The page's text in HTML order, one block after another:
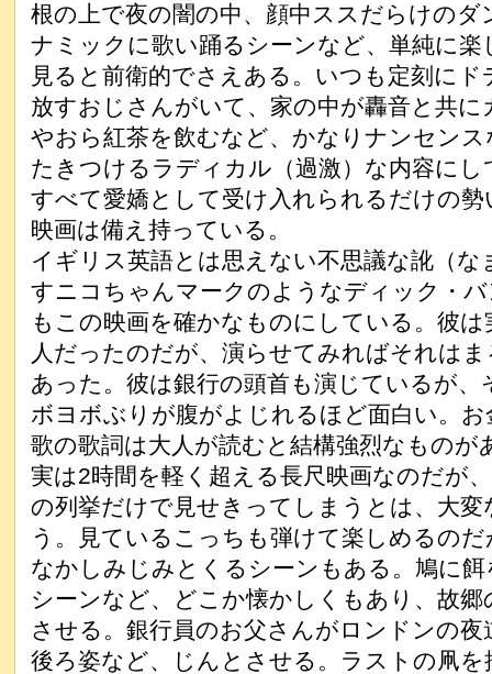
根の上で夜の闇の中、顔中ススだらけのダ
ナミックに歌い踊るシーンなど、単純に楽
見ると前衛的でさえある。いつも定刻に
放すおじさんがいて、家の中が轟音と共
やおら紅茶を飲むなど、かなりナンセンス
たきつけるラディカル（過激）な内容に
すべて愛嬌として受け入れられるだけの勢
映画は備え持っている。
イギリス英語とは思えない不思議な訛（な
すニコちゃんマークのようなディック・
もこの映画を確かなものにしている。彼
人だったのだが、演らせてみればそれは
あった。彼は銀行の頭首も演じているが、
ボヨボぶりが腹がよじれるほど面白い。
歌の歌詞は大人が読むと結構強烈なものが
実は2時間を軽く超える長尺映画なのだが
の列挙だけで見せきってしまうとは、大変
う。見ているこっちも弾けて楽しめるの
なかしみじみとくるシーンもある。鳩に
シーンなど、どこか懐かしくもあり、故
させる。銀行員のお父さんがロンドンの夜
後ろ姿など、じんとさせる。ラストの凧